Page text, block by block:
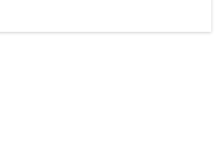
heute nicht mehr, ist aber integrativer